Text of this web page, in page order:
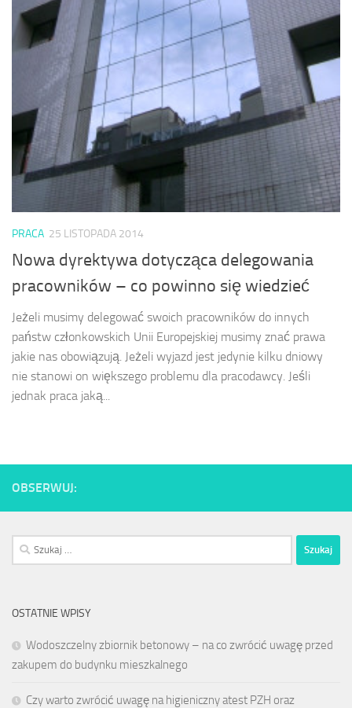
PRACA 25 LISTOPADA 2014
Nowa dyrektywa dotycząca delegowania
pracowników – co powinno się wiedzieć
Jeżeli musimy delegować swoich pracowników do innych
państw członkowskich Unii Europejskiej musimy znać prawa
jakie nas obowiązują. Jeżeli wyjazd jest jedynie kilku dniowy
nie stanowi on większego problemu dla pracodawcy. Jeśli
jednak praca jaką...
OBSERWUJ:
Szukaj:
OSTATNIE WPISY
Wodoszczelny zbiornik betonowy – na co zwrócić uwagę przed
zakupem do budynku mieszkalnego
Czy warto zwrócić uwagę na higieniczny atest PZH oraz